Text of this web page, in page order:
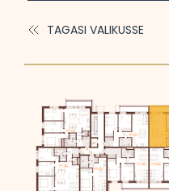
TAGASI VALIKUSSE